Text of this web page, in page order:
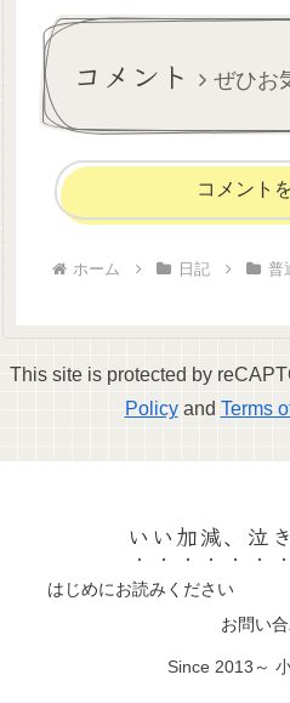
コメント ぜひお
コメント
ホーム 日記 普
This site is protected by
Policyand Terms
いい加減、泣
はじめにお読みください
お問い
Since 2013～